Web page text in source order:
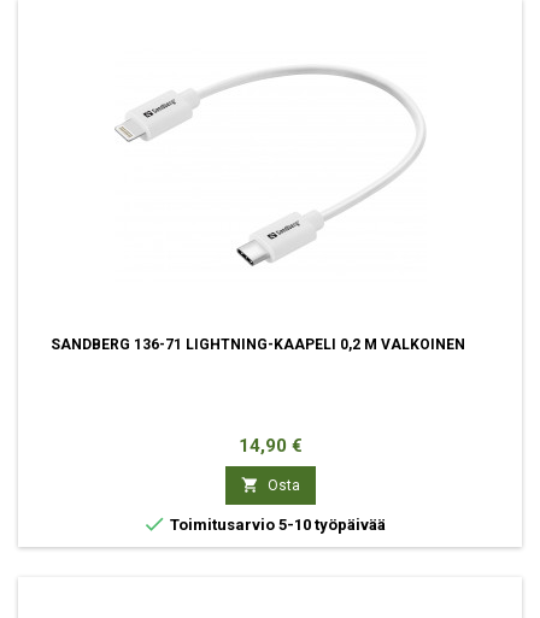
SANDBERG 136-71 LIGHTNING-KAAPELI 0,2 M VALKOINEN
Hinta
14,90 €
 Osta
 Toimitusarvio 5-10 työpäivää